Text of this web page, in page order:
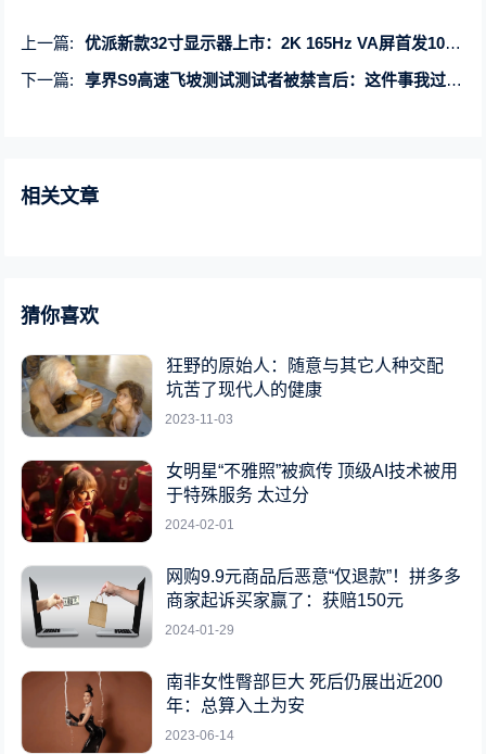
上一篇:
优派新款32寸显示器上市：2K 165Hz VA屏首发1099元
下一篇:
享界S9高速飞坡测试测试者被禁言后：这件事我过去了 无所谓对错不争了
相关文章
猜你喜欢
狂野的原始人：随意与其它人种交配
坑苦了现代人的健康
2023-11-03
女明星“不雅照”被疯传 顶级AI技术被用
于特殊服务 太过分
2024-02-01
网购9.9元商品后恶意“仅退款”！拼多多
商家起诉买家赢了：获赔150元
2024-01-29
南非女性臀部巨大 死后仍展出近200
年：总算入土为安
2023-06-14